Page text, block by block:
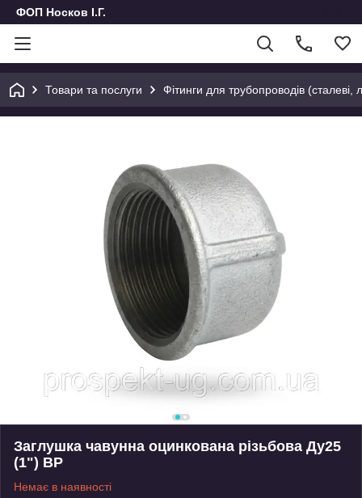
ФОП Носков І.Г.
Товари та послуги Фітинги для трубопроводів (сталеві,
Заглушка чавунна оцинкована різьбова Ду25
(1") ВР
Немає в наявності